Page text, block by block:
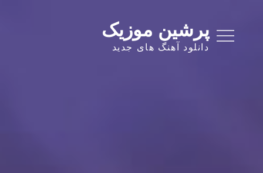
content
پرشین موزیک
دانلود آهنگ های جدید